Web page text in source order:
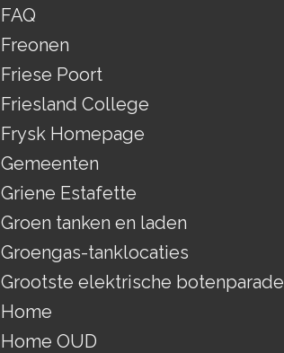
FAQ
Freonen
Friese Poort
Friesland College
Frysk Homepage
Gemeenten
Griene Estafette
Groen tanken en laden
Groengas-tanklocaties
Grootste elektrische botenparade
Home
Home OUD